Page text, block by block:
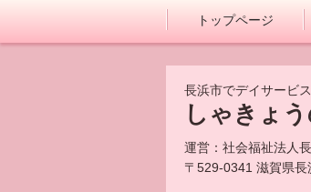
トップページ
長浜市でデイサービ
しゃきょ
運営：社会福祉法人
〒529-0341 滋賀県